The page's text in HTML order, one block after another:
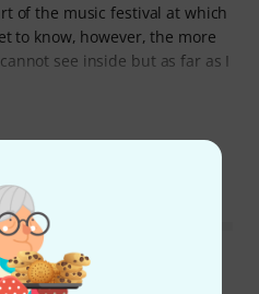
of the music festival at which
to know, however, the more
see inside but as far as I